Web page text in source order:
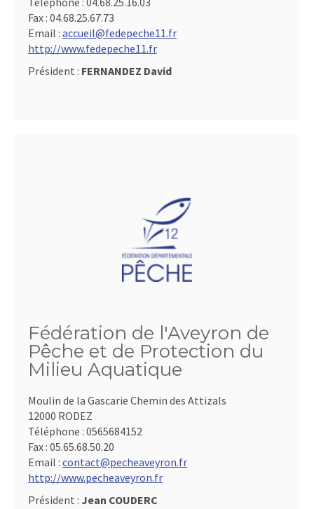
Fax : 04.68.25.67.73
Email : accueil@fedepeche11.fr
http://www.fedepeche11.fr
Président : FERNANDEZ David
Fédération de l'Aveyron de
Pêche et de Protection du
Milieu Aquatique
Moulin de la Gascarie Chemin des Attizals
12000 RODEZ
Téléphone : 0565684152
Fax : 05.65.68.50.20
Email : contact@pecheaveyron.fr
http://www.pecheaveyron.fr
Président : Jean COUDERC